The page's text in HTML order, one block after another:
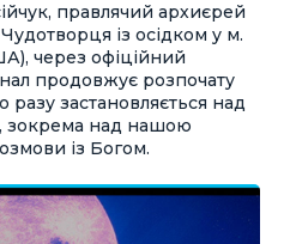
правлячий архиєрей
із осідком у м.
через офіційний
продовжує розпочату
застановляється над
зокрема над нашою
із Богом.